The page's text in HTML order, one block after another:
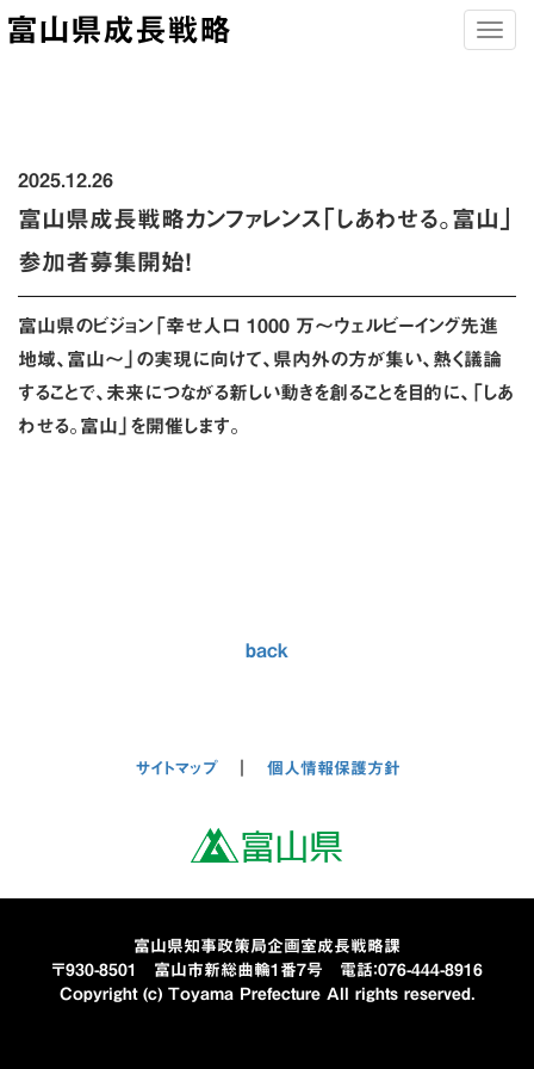
富山県成長戦略
2025.12.26
富山県成長戦略カンファレンス「しあわせる。富山」
参加者募集開始！
富山県のビジョン「幸せ人口 1000 万～ウェルビーイング先進
地域、富山～」の実現に向けて、県内外の方が集い、熱く議論
することで、未来につながる新しい動きを創ることを目的に、「しあ
わせる。富山」を開催します。
back
サイトマップ｜ 個人情報保護方針
富山県知事政策局企画室成長戦略課
〒930-8501 富山市新総曲輪1番7号 電話：076-444-8916
Copyright (c) Toyama Prefecture All rights reserved.